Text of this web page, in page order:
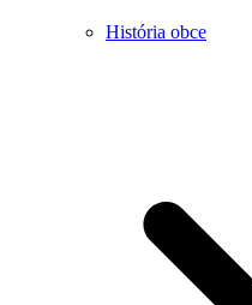
História obce